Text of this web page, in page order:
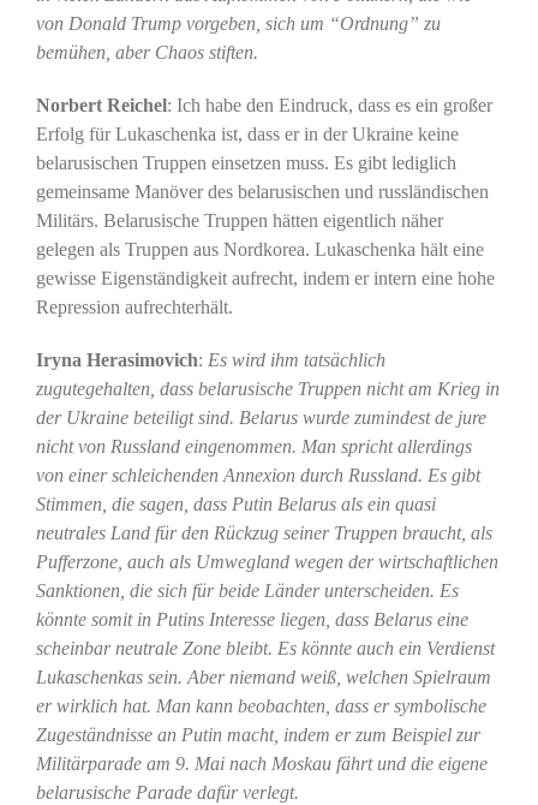
von Donald Trump vorgeben, sich um “Ordnung” zu
bemühen, aber Chaos stiften.
Norbert Reichel: Ich habe den Eindruck, dass es ein großer
Erfolg für Lukaschenka ist, dass er in der Ukraine keine
belarusischen Truppen einsetzen muss. Es gibt lediglich
gemeinsame Manöver des belarusischen und russländischen
Militärs. Belarusische Truppen hätten eigentlich näher
gelegen als Truppen aus Nordkorea. Lukaschenka hält eine
gewisse Eigenständigkeit aufrecht, indem er intern eine hohe
Repression aufrechterhält.
Iryna Herasimovich: Es wird ihm tatsächlich
zugutegehalten, dass belarusische Truppen nicht am Krieg in
der Ukraine beteiligt sind. Belarus wurde zumindest de jure
nicht von Russland eingenommen. Man spricht allerdings
von einer schleichenden Annexion durch Russland. Es gibt
Stimmen, die sagen, dass Putin Belarus als ein quasi
neutrales Land für den Rückzug seiner Truppen braucht, als
Pufferzone, auch als Umwegland wegen der wirtschaftlichen
Sanktionen, die sich für beide Länder unterscheiden. Es
könnte somit in Putins Interesse liegen, dass Belarus eine
scheinbar neutrale Zone bleibt. Es könnte auch ein Verdienst
Lukaschenkas sein. Aber niemand weiß, welchen Spielraum
er wirklich hat. Man kann beobachten, dass er symbolische
Zugeständnisse an Putin macht, indem er zum Beispiel zur
Militärparade am 9. Mai nach Moskau fährt und die eigene
belarusische Parade dafür verlegt.